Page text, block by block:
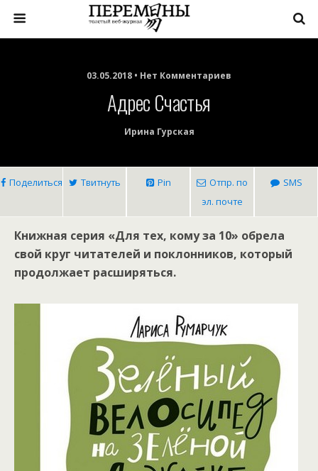
03.05.2018 • Нет Комментариев
Адрес Счастья
Ирина Гурская
Поделиться Твитнуть Pin
Отпр. по
эл. почте
SMS
Книжная серия «Для тех, кому за 10» обрела
свой круг читателей и поклонников, который
продолжает расширяться.